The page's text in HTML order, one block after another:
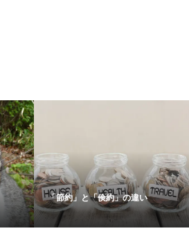
「節約」と「倹約」の違い